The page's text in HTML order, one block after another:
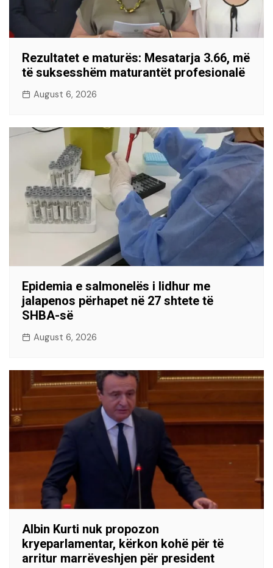
Rezultatet e maturës: Mesatarja 3.66, më
të suksesshëm maturantët profesionalë
August 6, 2026
Epidemia e salmonelës i lidhur me
jalapenos përhapet në 27 shtete të
SHBA-së
August 6, 2026
Albin Kurti nuk propozon
kryeparlamentar, kërkon kohë për të
arritur marrëveshjen për president